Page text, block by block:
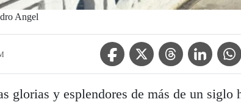
Angel
Facebook IconTwitter IconThreads IconLinkedin Icon
glorias y esplendores de más de un siglo